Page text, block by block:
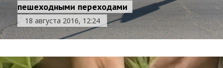
пешеходными переходами
18 августа 2016, 12:24